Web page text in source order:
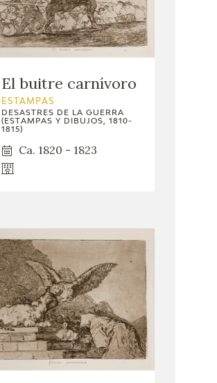
El buitre carnívoro
ESTAMPAS
DESASTRES DE LA GUERRA
(ESTAMPAS Y DIBUJOS, 1810-
1815)
Ca. 1820 - 1823